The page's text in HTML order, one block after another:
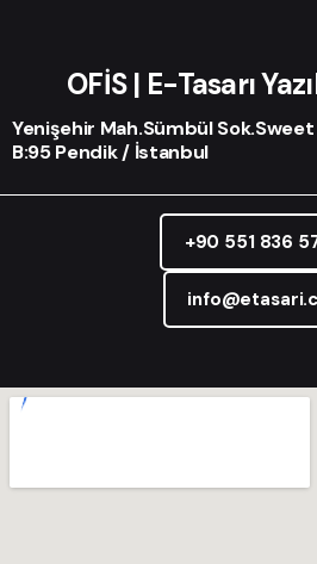
OFİS | E-Tasarı
Yenişehir Mah.Sümbül
B:95 Pendik / İstanbul
+90 551 836